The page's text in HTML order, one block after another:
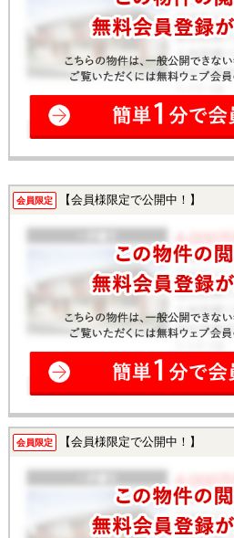
会員限定 【会員様限定で公開中！】
会員限定 【会員様限定で公開中！】